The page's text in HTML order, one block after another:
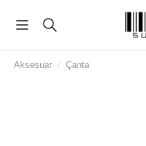
Aksesuar / Çanta